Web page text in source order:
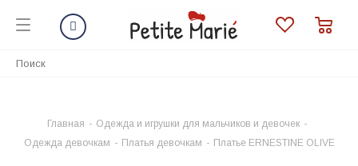
Главная - Одежда и игрушки для мальчиков и девочек -
Одежда девочкам - Платья девочкам - Платье ERNESTINE OLIVE